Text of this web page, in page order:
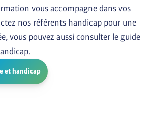
vous accompagne dans vos
nos référents handicap pour une
vous pouvez aussi consulter le guide
et handicap